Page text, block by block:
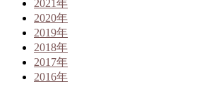
2021年
2020年
2019年
2018年
2017年
2016年